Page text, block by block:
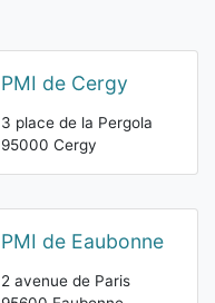
PMI de Cergy
3 place de la Pergola
95000 Cergy
PMI de Eaubonne
2 avenue de Paris